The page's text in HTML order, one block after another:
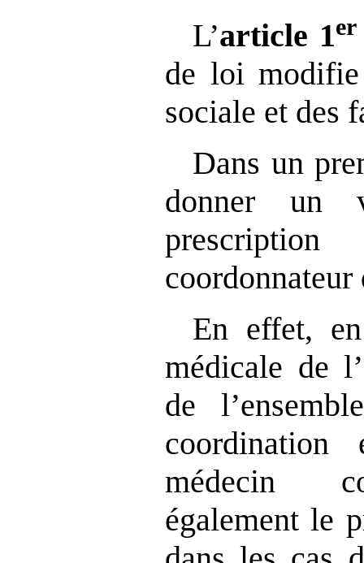
L’article 1er
de loi
sociale et des
Dans un
donner un
coordonnateur
En effet,
médicale de
de
médecin
également le